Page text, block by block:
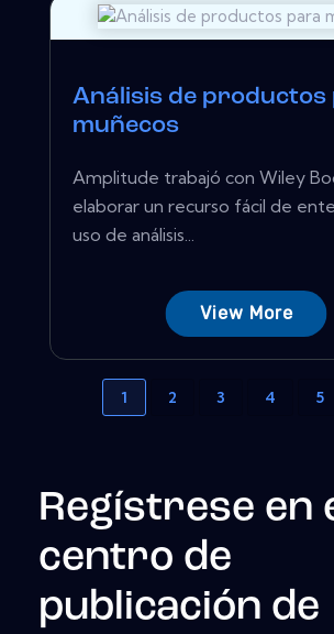
Análisis de productos
muñecos
Amplitude trabajó con Wiley
elaborar un recurso fácil de
uso de análisis...
View More
1 2 3 4 5
Regístrese en
centro de
publicación de